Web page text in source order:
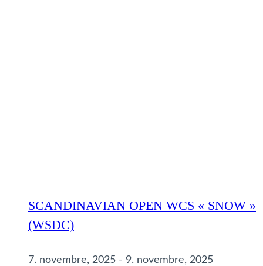
SCANDINAVIAN OPEN WCS « SNOW »
(WSDC)
7. novembre, 2025 - 9. novembre, 2025